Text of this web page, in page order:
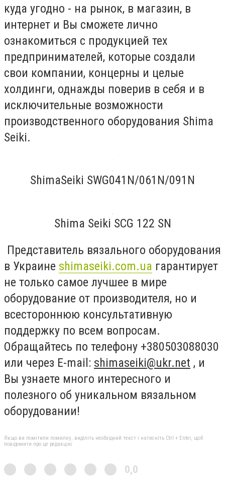
куда угодно - на рынок, в магазин, в
интернет и Вы сможете лично
ознакомиться с продукцией тех
предпринимателей, которые создали
свои компании, концерны и целые
холдинги, однажды поверив в себя и в
исключительные возможности
производственного оборудования Shima
Seiki.
ShimaSeiki SWG041N/061N/091N
Shima Seiki SCG 122 SN
Представитель вязального оборудования
в Украине shimaseiki.com.ua гарантирует
не только самое лучшее в мире
оборудование от производителя, но и
всестороннюю консультативную
поддержку по всем вопросам.
Обращайтесь по телефону +380503088030
или через Е-mail: shimaseiki@ukr.net , и
Вы узнаете много интересного и
полезного об уникальном вязальном
оборудовании!
Якщо ви помітили помилку, виділіть необхідний текст і натисніть Ctrl + Enter, щоб
повідомити про це редакцію
0,0